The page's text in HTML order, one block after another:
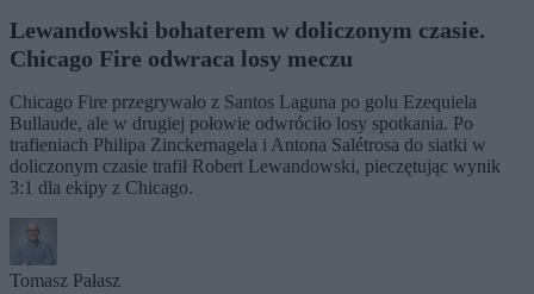
Lewandowski bohaterem w doliczonym czasie.
Chicago Fire odwraca losy meczu
Chicago Fire przegrywało z Santos Laguna po golu Ezequiela
Bullaude, ale w drugiej połowie odwróciło losy spotkania. Po
trafieniach Philipa Zinckernagela i Antona Salétrosa do siatki w
doliczonym czasie trafił Robert Lewandowski, pieczętując wynik
3:1 dla ekipy z Chicago.
Tomasz Pałasz